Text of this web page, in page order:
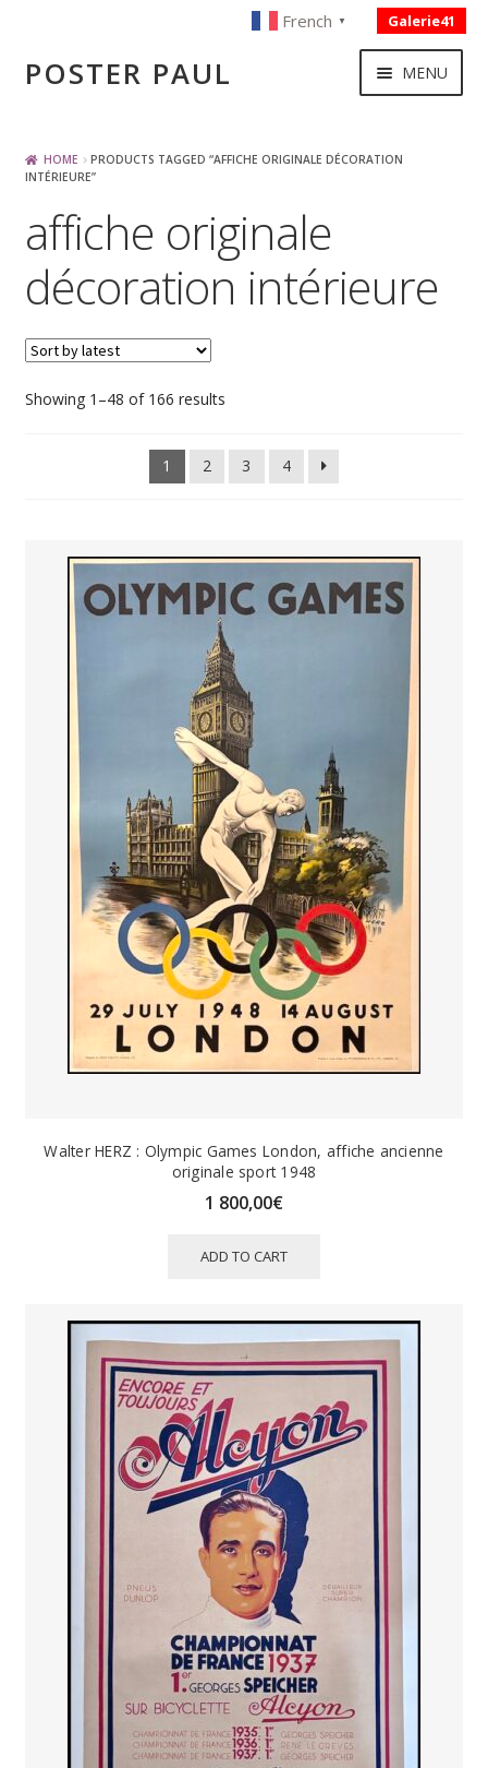
Skip
to
Skip
toPOSTER PAUL
French ▼ Galerie41
MENU
PUBLICITE
BOISSON – ALIMENTATION
VOYAGE – TRANSPORT
SPORT – COURSE AUTOMOBILE – CYCLES
TOURISME FRANCAIS
THEATRE – EXPOSITION
GUERRE ORIENTALISME
AFFICHES PETITES TAILLES
HOME
PRODUCTS TAGGED “AFFICHE ORIGINALE DÉCORATION
INTÉRIEURE”
affiche originale
décoration intérieure
Showing 1–48 of 166 resultsSorted
latest
1
2 3 4
Walter HERZ : Olympic Games London, affiche ancienne
originale sport 1948
1 800,00€
ADD TO CART